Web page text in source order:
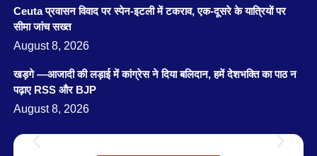
Ceuta प्रवासन विवाद पर स्पेन-इटली में टकराव, एक-दूसरे के यात्रियों पर
सीमा जांच सख्त
August 8, 2026
खड़गे —आजादी की लड़ाई में कांग्रेस ने दिया बलिदान, हमें देशभक्ति का पाठ न
पढ़ाए RSS और BJP
August 8, 2026